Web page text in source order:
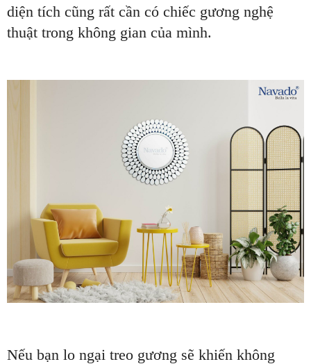
diện tích cũng rất cần có chiếc gương nghệ
thuật trong không gian của mình.
Nếu bạn lo ngại treo gương sẽ khiến không